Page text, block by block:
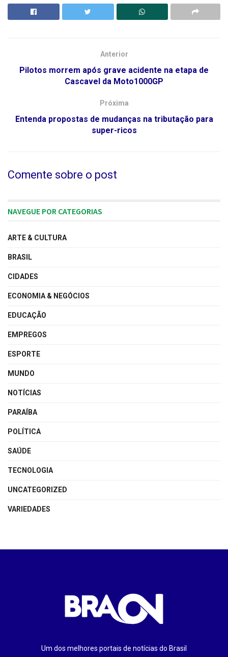
Anterior
Pilotos morrem após grave acidente na etapa de
Cascavel da Moto1000GP
Próxima
Entenda propostas de mudanças na tributação para
super-ricos
Comente sobre o post
NAVEGUE POR CATEGORIAS
ARTE & CULTURA
BRASIL
CIDADES
ECONOMIA & NEGÓCIOS
EDUCAÇÃO
EMPREGOS
ESPORTE
MUNDO
NOTÍCIAS
PARAÍBA
POLÍTICA
SAÚDE
TECNOLOGIA
UNCATEGORIZED
VARIEDADES
Um dos melhores portais de notícias do Brasil